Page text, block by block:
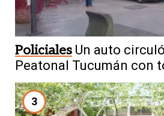
Policiales Un auto
Peatonal Tucumán con
3